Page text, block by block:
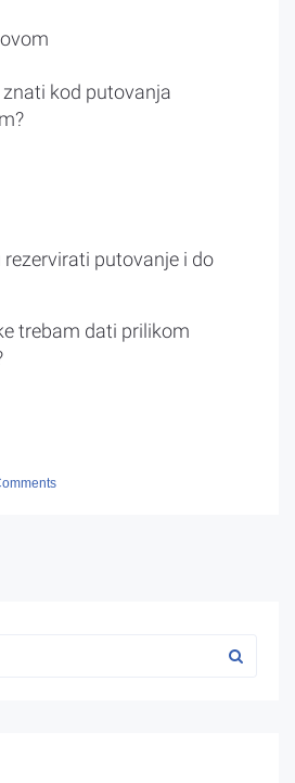
kod putovanja
rezervirati putovanje i do
trebam dati prilikom